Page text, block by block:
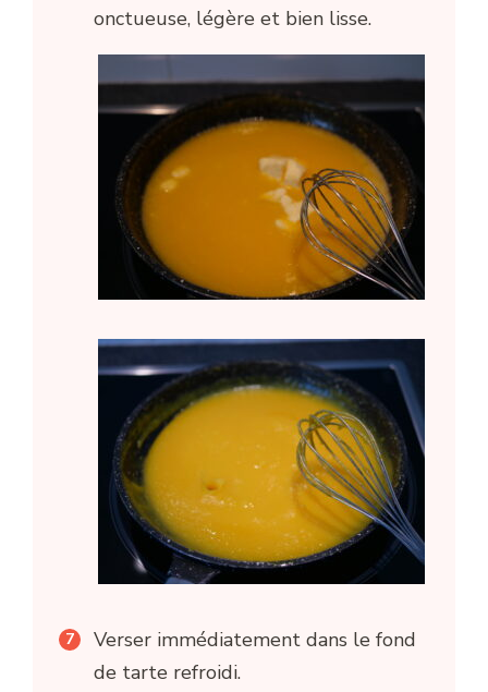
onctueuse, légère et bien lisse.
Verser immédiatement dans le fond
de tarte refroidi.